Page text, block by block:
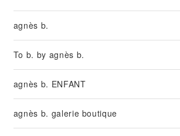
agnès b.
To b. by agnès b.
agnès b. ENFANT
agnès b. galerie boutique